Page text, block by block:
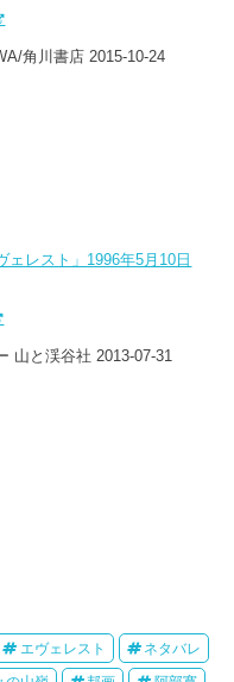
角川書店 2015-10-24
レスト」1996年5月10日
山と渓谷社 2013-07-31
エヴェレスト ネタバレ